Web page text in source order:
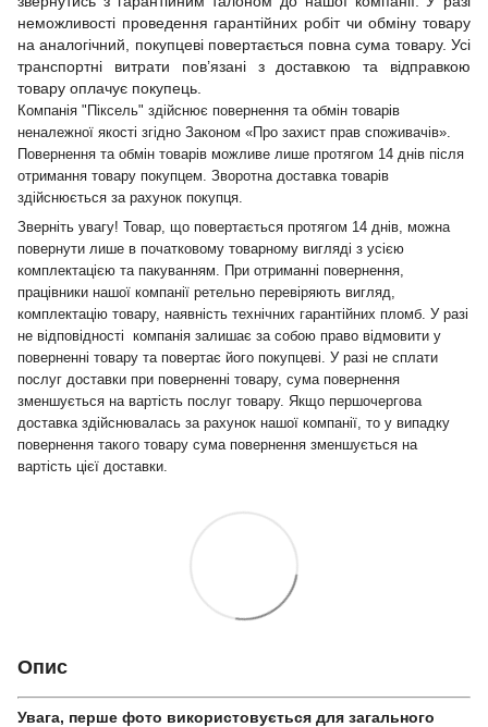
неможливості проведення гарантійних робіт чи обміну товару
на аналогічний, покупцеві повертається повна сума товару. Усі
транспортні витрати пов’язані з доставкою та відправкою
товару оплачує покупець.
Компанія "Піксель" здійснює повернення та обмін товарів
неналежної якості згідно Законом «Про захист прав споживачів».
Повернення та обмін товарів можливе лише протягом 14 днів після
отримання товару покупцем. Зворотна доставка товарів
здійснюється за рахунок покупця.
Зверніть увагу! Товар, що повертається протягом 14 днів, можна
повернути лише в початковому товарному вигляді з усією
комплектацією та пакуванням. При отриманні повернення,
працівники нашої компанії ретельно перевіряють вигляд,
комплектацію товару, наявність технічних гарантійних пломб. У разі
не відповідності компанія залишає за собою право відмовити у
поверненні товару та повертає його покупцеві. У разі не сплати
послуг доставки при поверненні товару, сума повернення
зменшується на вартість послуг товару. Якщо першочергова
доставка здійснювалась за рахунок нашої компанії, то у випадку
повернення такого товару сума повернення зменшується на
вартість цієї доставки.
Опис
Увага, перше фото використовується для загального